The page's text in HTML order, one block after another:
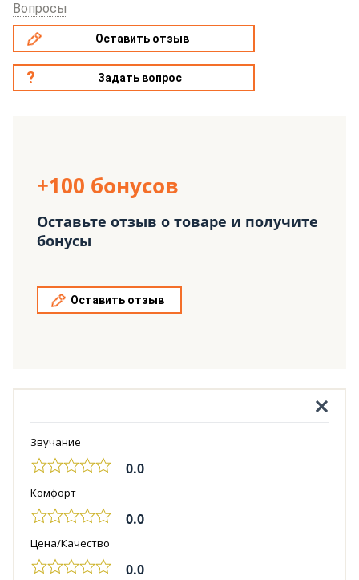
Вопросы
Оставить отзыв
Задать вопрос
+100 бонусов
Оставьте отзыв о товаре и получите
бонусы
Оставить отзыв
Звучание
0.0
Комфорт
0.0
Цена/Качество
0.0